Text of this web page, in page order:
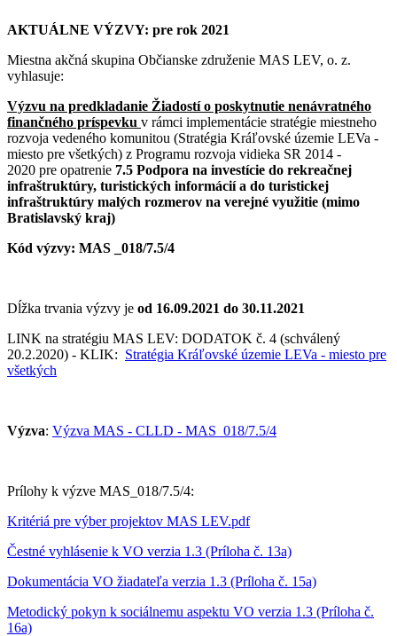
AKTUÁLNE VÝZVY: pre rok 2021
Miestna akčná skupina Občianske združenie MAS LEV, o. z.
vyhlasuje:
Výzvu na predkladanie Žiadostí o poskytnutie nenávratného
finančného príspevku v rámci implementácie stratégie miestneho
rozvoja vedeného komunitou (Stratégia Kráľovské územie LEVa -
miesto pre všetkých) z Programu rozvoja vidieka SR 2014 -
2020 pre opatrenie 7.5 Podpora na investície do rekreačnej
infraštruktúry, turistických informácií a do turistickej
infraštruktúry malých rozmerov na verejné využitie (mimo
Bratislavský kraj)
Kód výzvy: MAS _018/7.5/4
Dĺžka trvania výzvy je od 16.09.2021 do 30.11.2021
LINK na stratégiu MAS LEV: DODATOK č. 4 (schválený
20.2.2020) - KLIK: Stratégia Kráľovské územie LEVa - miesto pre
všetkých
Výzva: Výzva MAS - CLLD - MAS_018/7.5/4
Prílohy k výzve MAS_018/7.5/4:
Kritériá pre výber projektov MAS LEV.pdf
Čestné vyhlásenie k VO verzia 1.3 (Príloha č. 13a)
Dokumentácia VO žiadateľa verzia 1.3 (Príloha č. 15a)
Metodický pokyn k sociálnemu aspektu VO verzia 1.3 (Príloha č.
16a)